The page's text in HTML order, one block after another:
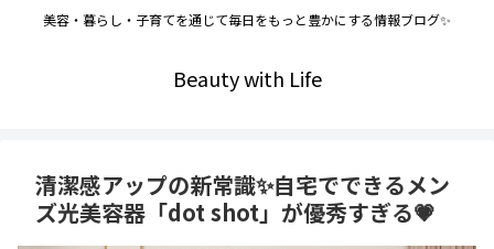
美容・暮らし・子育てを通じて毎日をもっと豊かにする情報ブログ✨
Beauty with Life
清潔感アップの新常識✨自宅でできるメン
ズ光美容器「dot shot」が優秀すぎる💗